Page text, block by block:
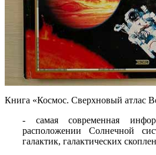
Книга «Космос. Сверхновый атлас
- самая современная
расположении Солнечной
галактик, галактических